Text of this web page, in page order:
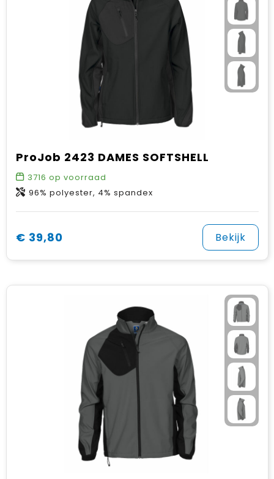
ProJob 2423 DAMES SOFTSHELL
3716 op voorraad
96% polyester, 4% spandex
€ 39,80 Bekijk